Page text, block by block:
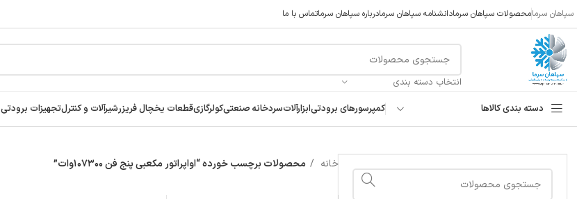
سپاهان سرمامحصولات سپاهان سرمادانشنامه سپاهان سرمادرباره سپاهان سرماتماس با ما
انتخاب دسته بندی
دسته بندی کالاها کمپرسورهای برودتیابزارآلاتسردخانه صنعتیکولرگازیقطعات یخچال فریزرشیرآلات و کنترلتجهیزات برودتی
خانه محصولات برچسب خورده “اواپراتور مکعبی پنج فن ۱۰۷۳۰۰وات”